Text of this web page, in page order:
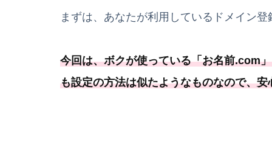
まずは、あなたが利用しているドメイン
今回は、ボクが使っている「お名前.com
も設定の方法は似たようなものなので、安